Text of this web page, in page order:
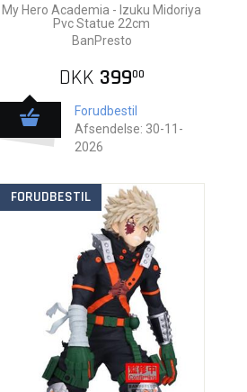
My Hero Academia - Izuku Midoriya
Pvc Statue 22cm
BanPresto
DKK 39900
Forudbestil
Afsendelse: 30-11-
2026
FORUDBESTIL